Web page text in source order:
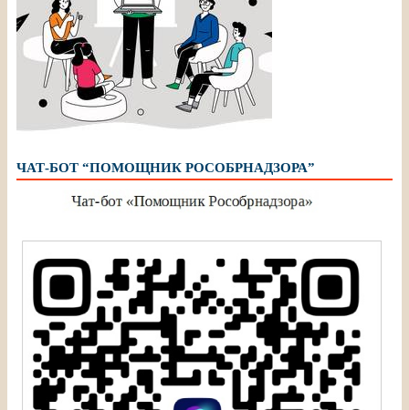
ЧАТ-БОТ “ПОМОЩНИК РОСОБРНАДЗОРА”